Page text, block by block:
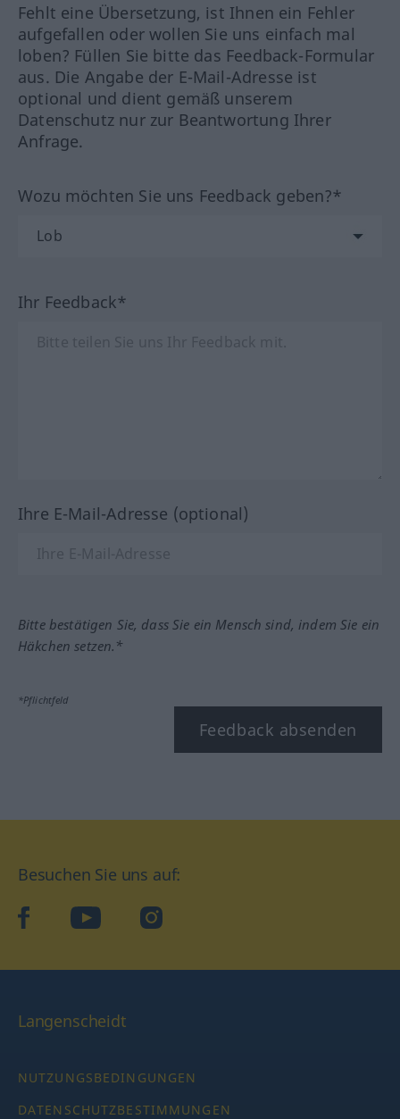
Fehlt eine Übersetzung, ist Ihnen ein Fehler
aufgefallen oder wollen Sie uns einfach mal
loben? Füllen Sie bitte das Feedback-Formular
aus. Die Angabe der E-Mail-Adresse ist
optional und dient gemäß unserem
Datenschutz nur zur Beantwortung Ihrer
Anfrage.
Wozu möchten Sie uns Feedback geben?*
Ihr Feedback*
Ihre E-Mail-Adresse (optional)
Bitte bestätigen Sie, dass Sie ein Mensch sind, indem Sie ein
Häkchen setzen.*
*Pflichtfeld
Feedback absenden
Besuchen Sie uns auf:
facebookYouTube Instagram
Langenscheidt
NUTZUNGSBEDINGUNGEN
DATENSCHUTZBESTIMMUNGEN